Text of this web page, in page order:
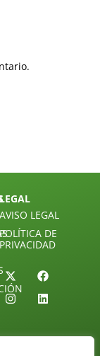
AVISO LEGAL
DE
PRIVACIDAD